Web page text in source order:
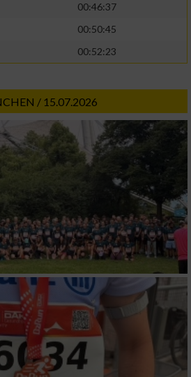
00:46:37
00:50:45
00:52:23
/ 15.07.2026